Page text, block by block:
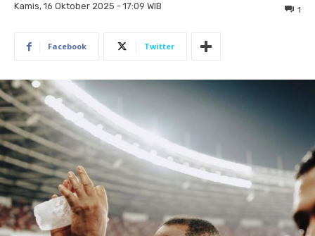
Kamis, 16 Oktober 2025 - 17:09 WIB 1
Facebook Twitter